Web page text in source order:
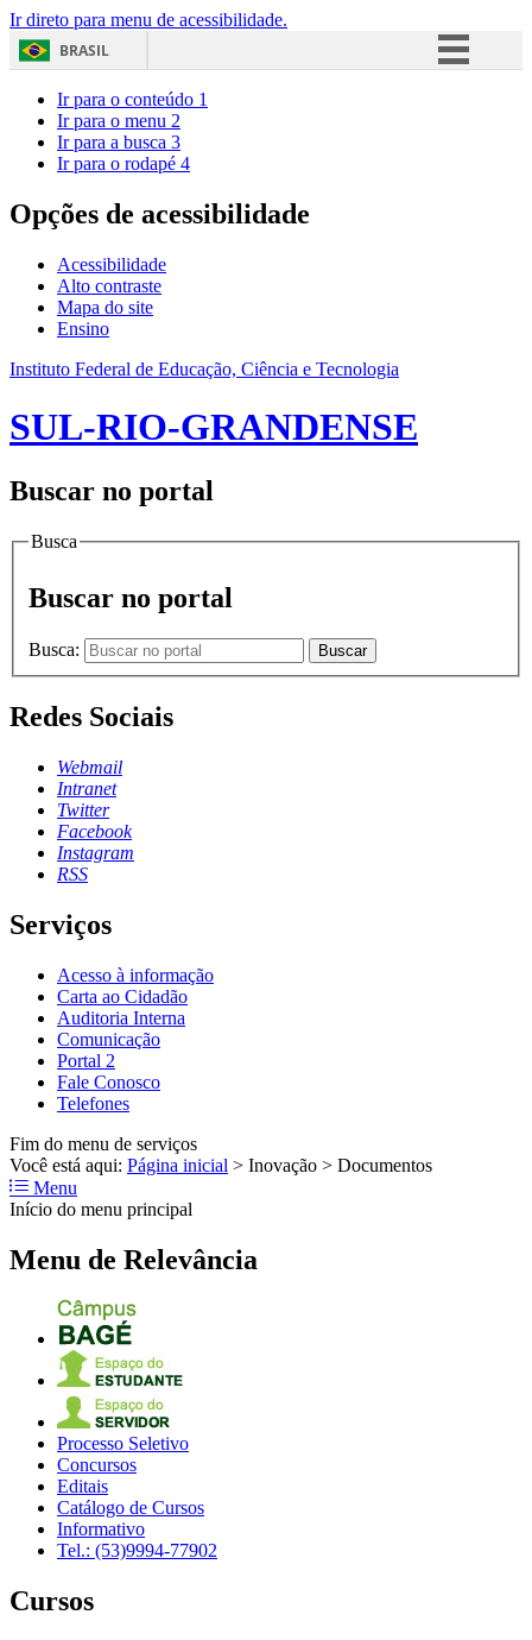
Ir direto para menu de acessibilidade.
BRASIL
Acesso à informação
Ir para o conteúdo 1
Ir para o menu 2
Ir para a busca 3
Ir para o rodapé 4
Opções de acessibilidade
Acessibilidade
Alto contraste
Mapa do site
Ensino
Instituto Federal de Educação, Ciência e Tecnologia
SUL-RIO-GRANDENSE
Buscar no portal
Busca
Buscar no portal
Busca: Buscar
Redes Sociais
Webmail
Intranet
Twitter
Facebook
Instagram
RSS
Serviços
Acesso à informação
Carta ao Cidadão
Auditoria Interna
Comunicação
Portal 2
Fale Conosco
Telefones
Fim do menu de serviços
Você está aqui: Página inicial > Inovação > Documentos
Menu
Início do menu principal
Menu de Relevância
Processo Seletivo
Concursos
Editais
Catálogo de Cursos
Informativo
Tel.: (53)9994-77902
Cursos